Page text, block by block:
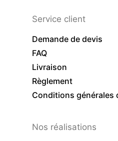
Service client
Demande de devis
FAQ
Livraison
Règlement
Conditions générales
Nos réalisations